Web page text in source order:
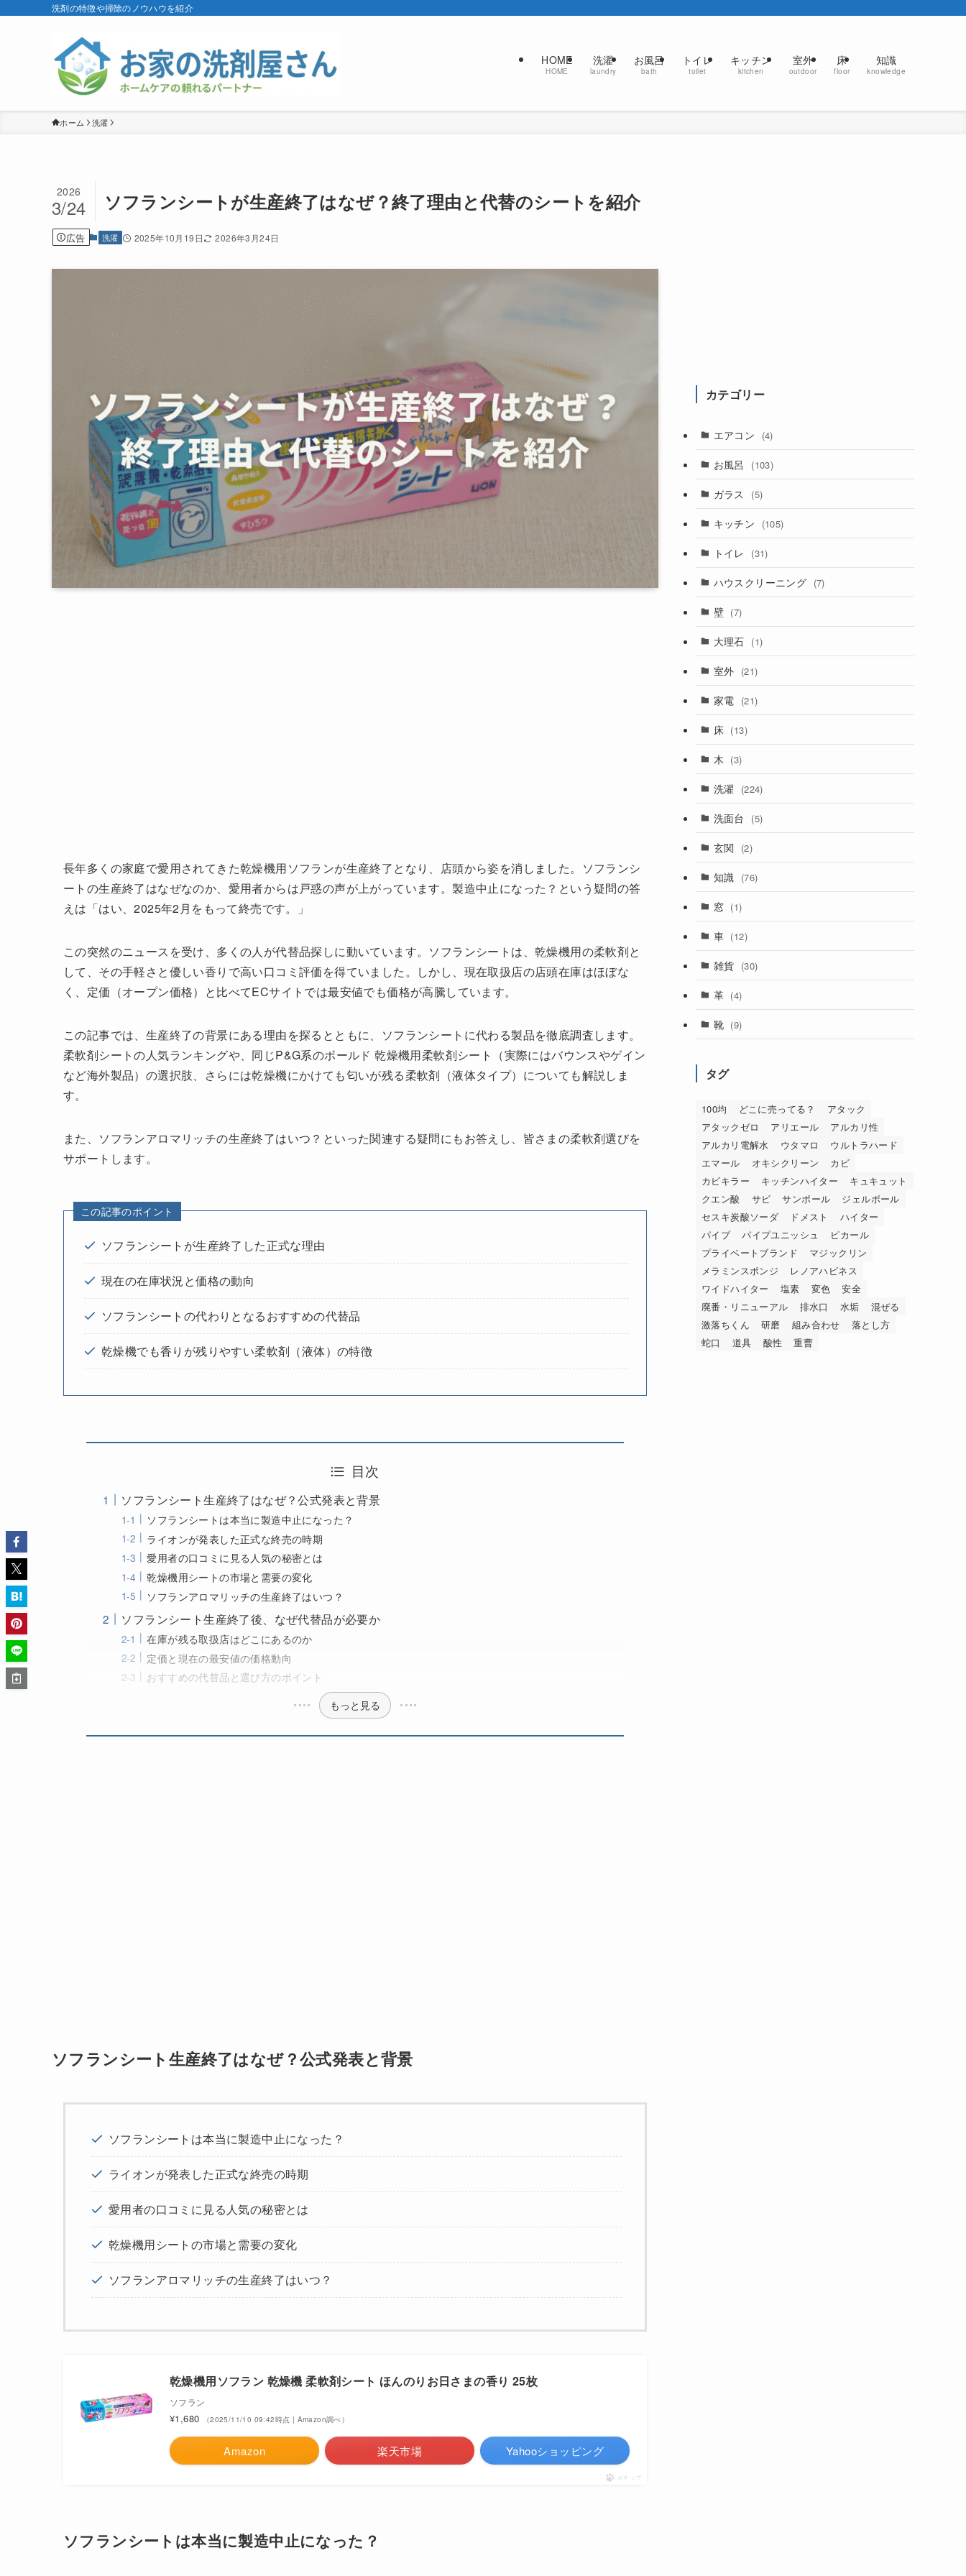
洗剤の特徴や掃除のノウハウを紹介
HOME
HOME
洗濯
laundry
お風呂
bath
トイレ
toilet
キッチン
kitchen
室外
outdoor
床
floor
知識
knowledge
ホーム 洗濯
ソフランシートが生産終了はなぜ？終了理由と代替のシートを紹介
2026
3/24
広告 洗濯 2025年10月19日 2026年3月24日
長年多くの家庭で愛用されてきた乾燥機用ソフランが生産終了となり、店頭から姿を消しました。ソフランシ
ートの生産終了はなぜなのか、愛用者からは戸惑の声が上がっています。製造中止になった？という疑問の答
えは「はい、2025年2月をもって終売です。」
この突然のニュースを受け、多くの人が代替品探しに動いています。ソフランシートは、乾燥機用の柔軟剤と
して、その手軽さと優しい香りで高い口コミ評価を得ていました。しかし、現在取扱店の店頭在庫はほぼな
く、定価（オープン価格）と比べてECサイトでは最安値でも価格が高騰しています。
この記事では、生産終了の背景にある理由を探るとともに、ソフランシートに代わる製品を徹底調査します。
柔軟剤シートの人気ランキングや、同じP&G系のボールド 乾燥機用柔軟剤シート（実際にはバウンスやゲイン
など海外製品）の選択肢、さらには乾燥機にかけても匂いが残る柔軟剤（液体タイプ）についても解説しま
す。
また、ソフランアロマリッチの生産終了はいつ？といった関連する疑問にもお答えし、皆さまの柔軟剤選びを
サポートします。
この記事のポイント
ソフランシートが生産終了した正式な理由
現在の在庫状況と価格の動向
ソフランシートの代わりとなるおすすめの代替品
乾燥機でも香りが残りやすい柔軟剤（液体）の特徴
目次
ソフランシート生産終了はなぜ？公式発表と背景
ソフランシートは本当に製造中止になった？
ライオンが発表した正式な終売の時期
愛用者の口コミに見る人気の秘密とは
乾燥機用シートの市場と需要の変化
ソフランアロマリッチの生産終了はいつ？
ソフランシート生産終了後、なぜ代替品が必要か
在庫が残る取扱店はどこにあるのか
定価と現在の最安値の価格動向
おすすめの代替品と選び方のポイント
もっと見る
ソフランシート生産終了はなぜ？公式発表と背景
ソフランシートは本当に製造中止になった？
ライオンが発表した正式な終売の時期
愛用者の口コミに見る人気の秘密とは
乾燥機用シートの市場と需要の変化
ソフランアロマリッチの生産終了はいつ？
乾燥機用ソフラン 乾燥機 柔軟剤シート ほんのりお日さまの香り 25枚
ソフラン
¥1,680 （2025/11/10 09:42時点 | Amazon調べ）
Amazon 楽天市場 Yahooショッピング
ポチップ
ソフランシートは本当に製造中止になった？
カテゴリー
エアコン (4)
お風呂 (103)
ガラス (5)
キッチン (105)
トイレ (31)
ハウスクリーニング (7)
壁 (7)
大理石 (1)
室外 (21)
家電 (21)
床 (13)
木 (3)
洗濯 (224)
洗面台 (5)
玄関 (2)
知識 (76)
窓 (1)
車 (12)
雑貨 (30)
革 (4)
靴 (9)
タグ
100均 どこに売ってる？
アタック
アタックゼロ
アリエール
アルカリ性
アルカリ電解水
ウタマロ
ウルトラハード
エマール
オキシクリーン
カビ
カビキラー
キッチンハイター
キュキュット
クエン酸
サビ サンポール
ジェルボール
セスキ炭酸ソーダ
ドメスト
ハイター
パイプ
パイプユニッシュ
ピカール
プライベートブランド
マジックリン
メラミンスポンジ
レノアハピネス
ワイドハイター
塩素 変色
安全
廃番・リニューアル
排水口 水垢
混ぜる
激落ちくん
研磨 組み合わせ
落とし方
蛇口
道具 酸性 重曹